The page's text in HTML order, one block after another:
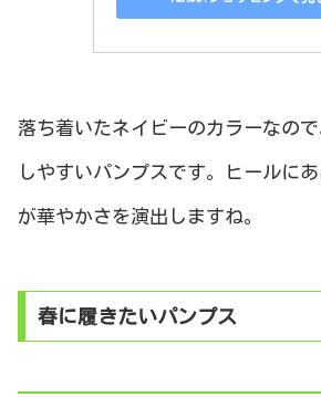
落ち着いたネイビーのカラーなの
しやすいパンプスです。ヒールに
が華やかさを演出しますね。
春に履きたいパンプス